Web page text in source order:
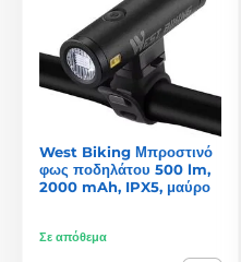
West Biking Μπροστινό
φως ποδηλάτου 500 lm,
2000 mAh, IPX5, μαύρο
Σε απόθεμα